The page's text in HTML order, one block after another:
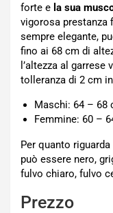
forte e la sua
vigorosa prestanza
sempre elegante,
fino ai 68 cm di
l’altezza al
tolleranza di 2 cm
Maschi: 64 – 68
Femmine: 60 –
Per quanto riguarda
può essere nero,
fulvo chiaro, fulvo
Prezzo